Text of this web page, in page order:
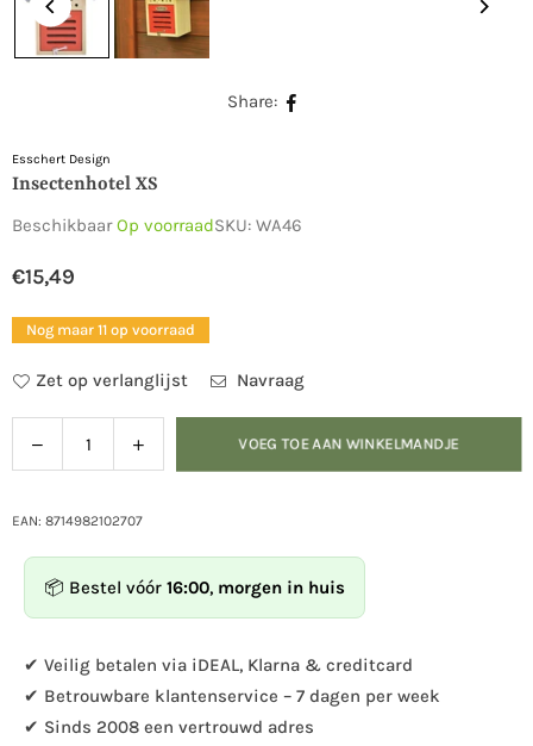
Share:
Esschert Design
Insectenhotel XS
BeschikbaarOp voorraadSKU: WA46
Normale
prijs
€15,49
Nog maar 11 op voorraad
Zet op verlanglijst Navraag
Hoeveelheid
Verlaag
de
voor
XS
Verhoog
de
XS
VOEG TOE AAN WINKELMANDJE
EAN: 8714982102707
📦 Bestel vóór 16:00, morgen in huis
✔ Veilig betalen via iDEAL, Klarna & creditcard
✔ Betrouwbare klantenservice – 7 dagen per week
✔ Sinds 2008 een vertrouwd adres